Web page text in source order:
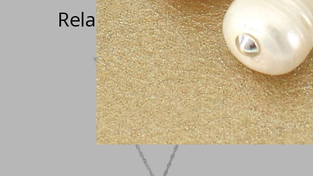
Related articles
SALE
-24%